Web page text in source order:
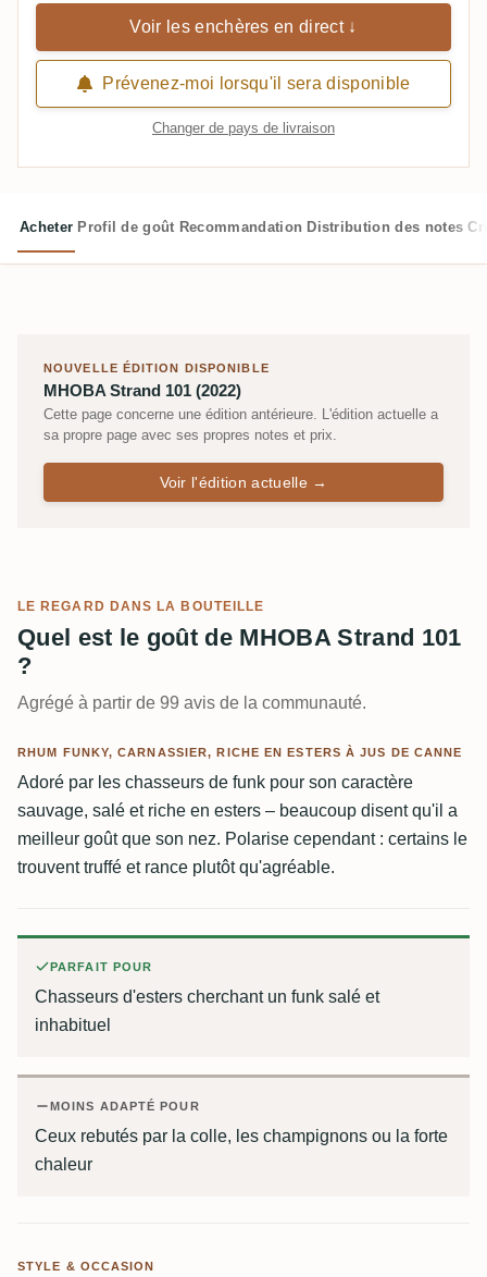
Voir les enchères en direct ↓
Prévenez-moi lorsqu'il sera disponible
Changer de pays de livraison
Acheter Profil de goût Recommandation Distribution des notes
NOUVELLE ÉDITION DISPONIBLE
MHOBA Strand 101 (2022)
Cette page concerne une édition antérieure. L'édition actuelle a
sa propre page avec ses propres notes et prix.
Voir l'édition actuelle →
LE REGARD DANS LA BOUTEILLE
Quel est le goût de MHOBA Strand 101
?
Agrégé à partir de 99 avis de la communauté.
RHUM FUNKY, CARNASSIER, RICHE EN ESTERS À JUS DE CANNE
Adoré par les chasseurs de funk pour son caractère
sauvage, salé et riche en esters – beaucoup disent qu'il a
meilleur goût que son nez. Polarise cependant : certains le
trouvent truffé et rance plutôt qu'agréable.
PARFAIT POUR
Chasseurs d'esters cherchant un funk salé et
inhabituel
MOINS ADAPTÉ POUR
Ceux rebutés par la colle, les champignons ou la forte
chaleur
STYLE & OCCASION